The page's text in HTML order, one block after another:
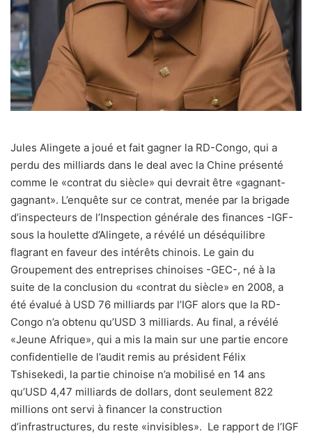
Jules Alingete a joué et fait gagner la RD-Congo, qui a
perdu des milliards dans le deal avec la Chine présenté
comme le «contrat du siècle» qui devrait être «gagnant-
gagnant». L’enquête sur ce contrat, menée par la brigade
d’inspecteurs de l’Inspection générale des finances -IGF-
sous la houlette d’Alingete, a révélé un déséquilibre
flagrant en faveur des intérêts chinois. Le gain du
Groupement des entreprises chinoises -GEC-, né à la
suite de la conclusion du «contrat du siècle» en 2008, a
été évalué à USD 76 milliards par l’IGF alors que la RD-
Congo n’a obtenu qu’USD 3 milliards. Au final, a révélé
«Jeune Afrique», qui a mis la main sur une partie encore
confidentielle de l’audit remis au président Félix
Tshisekedi, la partie chinoise n’a mobilisé en 14 ans
qu’USD 4,47 milliards de dollars, dont seulement 822
millions ont servi à financer la construction
d’infrastructures, du reste «invisibles». Le rapport de l’IGF